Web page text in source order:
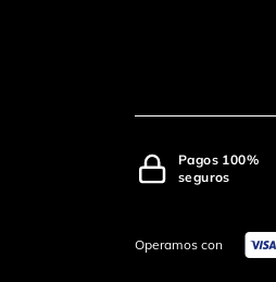
Pagos 100%
seguros
Operamos con